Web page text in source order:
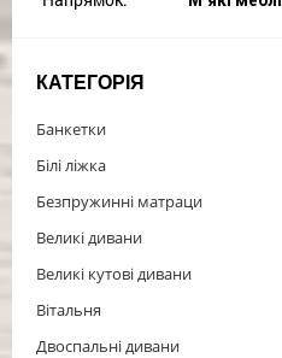
КАТЕГОРІЯ
Банкетки
Білі ліжка
Безпружинні матраци
Великі дивани
Великі кутові дивани
Вітальня
Двоспальні дивани